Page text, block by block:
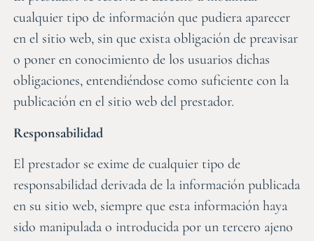
cualquier tipo de información que pudiera aparecer
en el sitio web, sin que exista obligación de preavisar
o poner en conocimiento de los usuarios dichas
obligaciones, entendiéndose como suficiente con la
publicación en el sitio web del prestador.
Responsabilidad
El prestador se exime de cualquier tipo de
responsabilidad derivada de la información publicada
en su sitio web, siempre que esta información haya
sido manipulada o introducida por un tercero ajeno